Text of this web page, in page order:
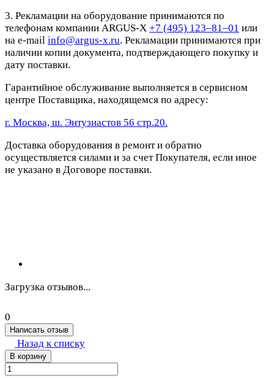
3. Рекламации на оборудование принимаются по
телефонам компании ARGUS-X +7 (495) 123–81–01 или
на e-mail info@argus-x.ru. Рекламации принимаются при
наличии копии документа, подтверждающего покупку и
дату поставки.
Гарантийное обслуживание выполняется в сервисном
центре Поставщика, находящемся по адресу:
г. Москва, ш. Энтузиастов 56 стр.20.
Доставка оборудования в ремонт и обратно
осуществляется силами и за счет Покупателя, если иное
не указано в Договоре поставки.
Загрузка отзывов...
0
Написать отзыв
Назад к списку
В корзину